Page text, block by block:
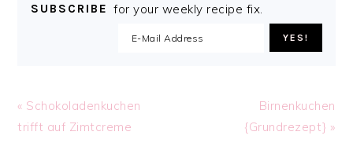
SUBSCRIBE for your weekly recipe fix.
Previous
Post:
« Schokoladenkuchen
trifft auf Zimtcreme
Next
Post:
Birnenkuchen
{Grundrezept} »